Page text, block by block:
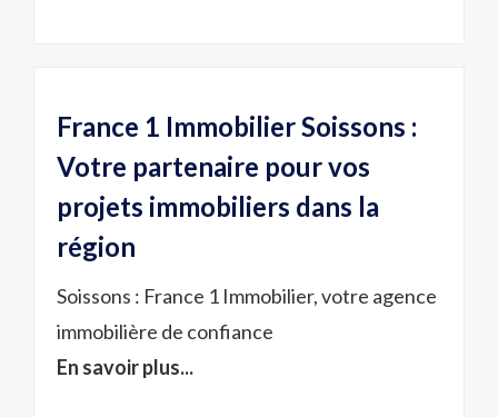
France 1 Immobilier Soissons :
Votre partenaire pour vos
projets immobiliers dans la
région
Soissons : France 1 Immobilier, votre agence
immobilière de confiance
En savoir plus...